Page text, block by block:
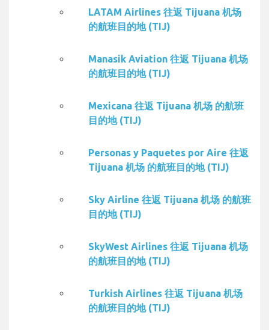
LATAM Airlines 往返 Tijuana 机场
的航班目的地 (TIJ)
Manasik Aviation 往返 Tijuana 机场
的航班目的地 (TIJ)
Mexicana 往返 Tijuana 机场 的航班
目的地 (TIJ)
Personas y Paquetes por Aire 往返
Tijuana 机场 的航班目的地 (TIJ)
Sky Airline 往返 Tijuana 机场 的航班
目的地 (TIJ)
SkyWest Airlines 往返 Tijuana 机场
的航班目的地 (TIJ)
Turkish Airlines 往返 Tijuana 机场
的航班目的地 (TIJ)